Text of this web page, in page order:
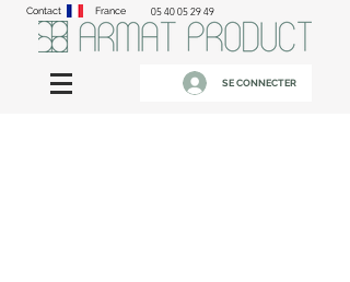
Contact France 05 40 05 29 49
SE CONNECTER